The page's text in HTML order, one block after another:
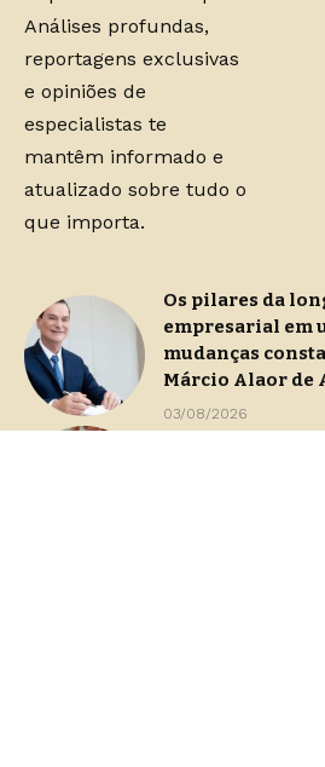
Análises profundas,
reportagens exclusivas
e opiniões de
especialistas te
mantêm informado e
atualizado sobre tudo o
que importa.
Os pilares da
empresarial em
mudanças
Márcio Alaor de
03/08/2026